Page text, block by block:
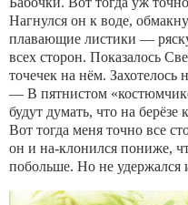
Нагнулся он к воде,
плавающие листики —
всех сторон. Показалось
точечек на нём. Захотелось
— В пятнистом
будут думать, что на берёзе
Вот тогда меня точно все
он и на-клонился пониже,
побольше. Но не удержался